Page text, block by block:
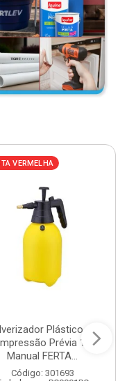
VERMELHA
Plástico de
Prévia 1,5L
Manual FERTA...
Código: 301693